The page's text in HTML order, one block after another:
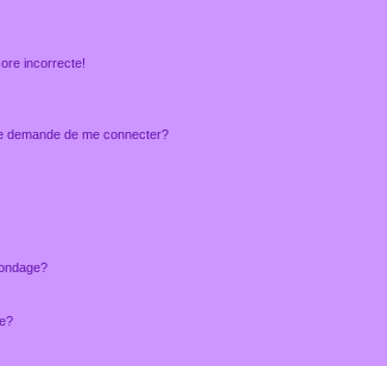
incorrecte!
de me connecter?